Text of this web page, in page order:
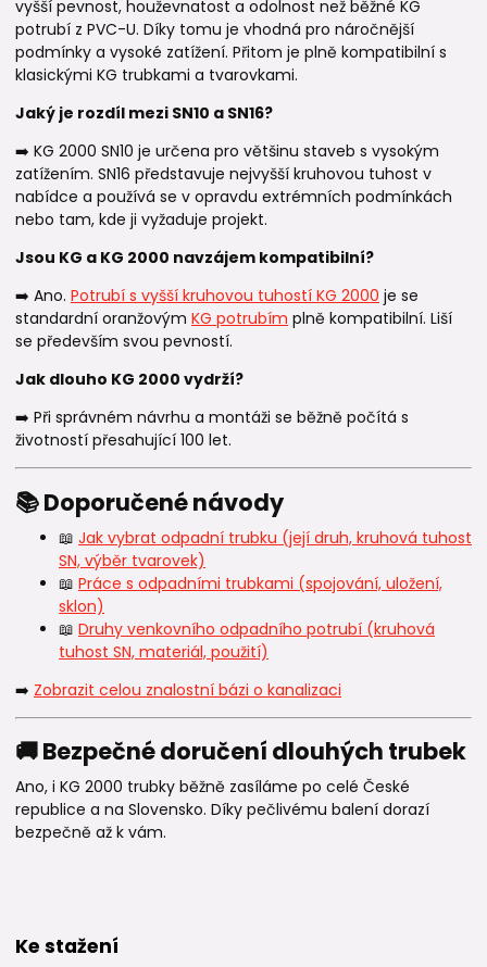
vyšší pevnost, houževnatost a odolnost než běžné KG
potrubí z PVC-U. Díky tomu je vhodná pro náročnější
podmínky a vysoké zatížení. Přitom je plně kompatibilní s
klasickými KG trubkami a tvarovkami.
Jaký je rozdíl mezi SN10 a SN16?
➡️ KG 2000 SN10 je určena pro většinu staveb s vysokým
zatížením. SN16 představuje nejvyšší kruhovou tuhost v
nabídce a používá se v opravdu extrémních podmínkách
nebo tam, kde ji vyžaduje projekt.
Jsou KG a KG 2000 navzájem kompatibilní?
➡️ Ano. Potrubí s vyšší kruhovou tuhostí KG 2000 je se
standardní oranžovým KG potrubím plně kompatibilní. Liší
se především svou pevností.
Jak dlouho KG 2000 vydrží?
➡️ Při správném návrhu a montáži se běžně počítá s
životností přesahující 100 let.
📚 Doporučené návody
📖 Jak vybrat odpadní trubku (její druh, kruhová tuhost
SN, výběr tvarovek)
📖 Práce s odpadními trubkami (spojování, uložení,
sklon)
📖 Druhy venkovního odpadního potrubí (kruhová
tuhost SN, materiál, použití)
➡️ Zobrazit celou znalostní bázi o kanalizaci
🚚 Bezpečné doručení dlouhých trubek
Ano, i KG 2000 trubky běžně zasíláme po celé České
republice a na Slovensko. Díky pečlivému balení dorazí
bezpečně až k vám.
Ke stažení